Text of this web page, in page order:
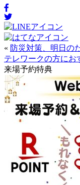
« 防災対策、明日の
テレワークの方にお
来場予約特典